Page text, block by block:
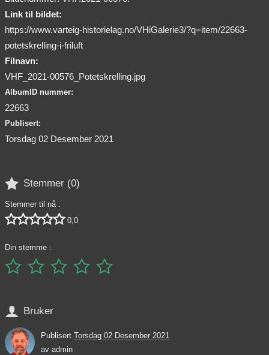
Link til bildet:
https://www.varteig-historielag.no/VHiGalerie3/?q=item/22663-
potetskrelling-i-friluft
Filnavn:
VHF_2021-00576_Potetskrelling.jpg
AlbumID nummer:
22663
Publisert:
Torsdag 02 Desember 2021
 Stemmer (0)
Stemmer til nå :
 0,0
Din stemme :
    
 Bruker
Publisert Torsdag 02 Desember 2021
av admin